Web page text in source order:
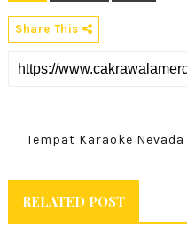
Share This
Tempat Karaoke
RELATED POST